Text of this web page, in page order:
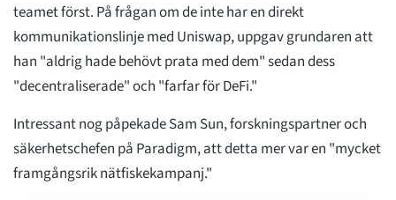
teamet först. På frågan om de inte har en direkt
kommunikationslinje med Uniswap, uppgav grundaren att
han "aldrig hade behövt prata med dem" sedan dess
"decentraliserade" och "farfar för DeFi."
Intressant nog påpekade Sam Sun, forskningspartner och
säkerhetschefen på Paradigm, att detta mer var en "mycket
framgångsrik nätfiskekampanj."